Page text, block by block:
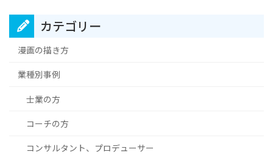
カテゴリー
漫画の描き方
業種別事例
士業の方
コーチの方
コンサルタント、プロデューサー